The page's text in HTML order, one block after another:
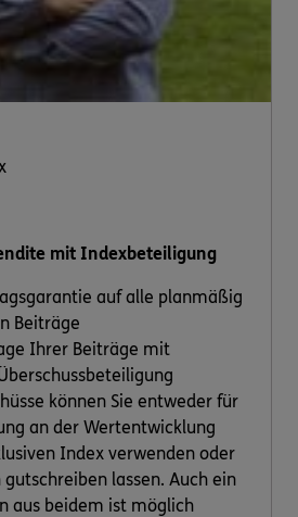
mit Indexbeteiligung
auf alle planmäßig
Beiträge
Ihrer Beiträge mit
können Sie entweder für
an der Wertentwicklung
Index verwenden oder
lassen. Auch ein
aus beidem ist möglich